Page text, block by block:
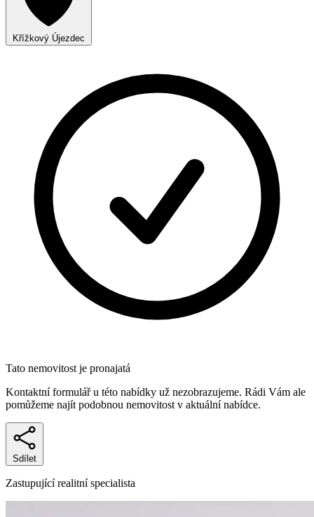
Křížkový Újezdec
Tato nemovitost je pronajatá
Kontaktní formulář u této nabídky už nezobrazujeme. Rádi Vám ale
pomůžeme najít podobnou nemovitost v aktuální nabídce.
Sdílet
Zastupující realitní specialista